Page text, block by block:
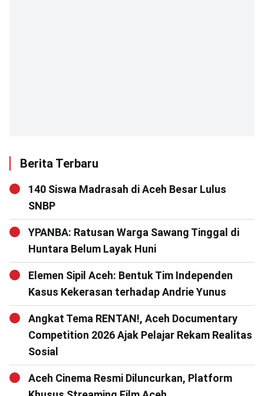
Berita Terbaru
140 Siswa Madrasah di Aceh Besar Lulus
SNBP
YPANBA: Ratusan Warga Sawang Tinggal di
Huntara Belum Layak Huni
Elemen Sipil Aceh: Bentuk Tim Independen
Kasus Kekerasan terhadap Andrie Yunus
Angkat Tema RENTAN!, Aceh Documentary
Competition 2026 Ajak Pelajar Rekam Realitas
Sosial
Aceh Cinema Resmi Diluncurkan, Platform